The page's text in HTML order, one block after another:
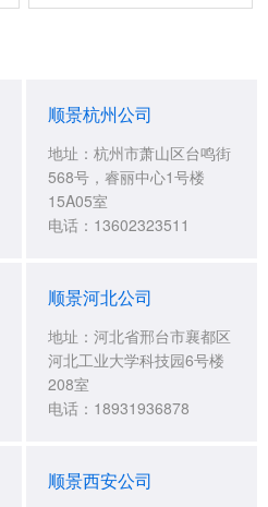
顺景杭州公司
地址：杭州市萧山区台鸣街
568号，睿丽中心1号楼
15A05室
电话：13602323511
顺景河北公司
地址：河北省邢台市襄都区
河北工业大学科技园6号楼
208室
电话：18931936878
顺景西安公司